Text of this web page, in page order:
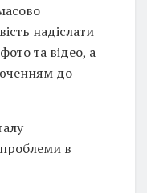
надіслати
та відео, а
до
в